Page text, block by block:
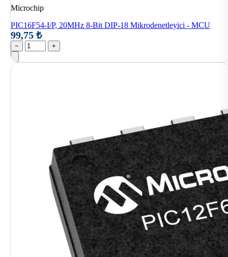
Microchip
PIC16F54-I/P, 20MHz 8-Bit DIP-18 Mikrodenetleyici - MCU
99,75 ₺
− +